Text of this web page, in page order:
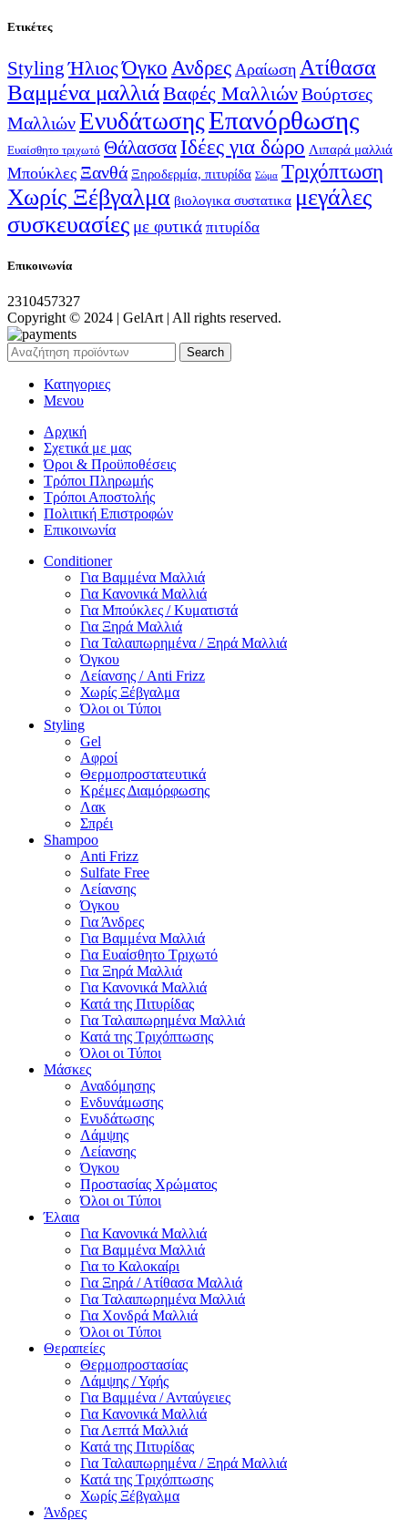
Ετικέτες
Styling Ήλιος Όγκο Ανδρες Αραίωση Ατίθασα
Βαμμένα μαλλιάΒαφές ΜαλλιώνΒούρτσες
ΜαλλιώνΕνυδάτωσηςΕπανόρθωσης
Ευαίσθητο τριχωτό ΘάλασσαΙδέες για δώρο Λιπαρά μαλλιά
Μπούκλες Ξανθά Ξηροδερμία, πιτυρίδα Σώμα Τριχόπτωση
Χωρίς Ξέβγαλμα βιολογικα συστατικα μεγάλες
συσκευασίες με φυτικά πιτυρίδα
Επικοινωνία
2310457327
Copyright © 2024 | GelArt | All rights reserved.
Search
Κατηγοριες
Μενου
Αρχική
Σχετικά με μας
Όροι & Προϋποθέσεις
Τρόποι Πληρωμής
Τρόποι Αποστολής
Πολιτική Επιστροφών
Επικοινωνία
Conditioner
Για Βαμμένα Μαλλιά
Για Κανονικά Μαλλιά
Για Μπούκλες / Κυματιστά
Για Ξηρά Μαλλιά
Για Ταλαιπωρημένα / Ξηρά Μαλλιά
Όγκου
Λείανσης / Anti Frizz
Χωρίς Ξέβγαλμα
Όλοι οι Τύποι
Styling
Gel
Αφροί
Θερμοπροστατευτικά
Κρέμες Διαμόρφωσης
Λακ
Σπρέι
Shampoo
Anti Frizz
Sulfate Free
Λείανσης
Όγκου
Για Άνδρες
Για Βαμμένα Μαλλιά
Για Ευαίσθητο Τριχωτό
Για Ξηρά Μαλλιά
Για Κανονικά Μαλλιά
Κατά της Πιτυρίδας
Για Ταλαιπωρημένα Μαλλιά
Κατά της Τριχόπτωσης
Όλοι οι Τύποι
Μάσκες
Αναδόμησης
Ενδυνάμωσης
Ενυδάτωσης
Λάμψης
Λείανσης
Όγκου
Προστασίας Χρώματος
Όλοι οι Τύποι
Έλαια
Για Κανονικά Μαλλιά
Για Βαμμένα Μαλλιά
Για το Καλοκαίρι
Για Ξηρά / Ατίθασα Μαλλιά
Για Ταλαιπωρημένα Μαλλιά
Για Χονδρά Μαλλιά
Όλοι οι Τύποι
Θεραπείες
Θερμοπροστασίας
Λάμψης / Υφής
Για Βαμμένα / Ανταύγειες
Για Κανονικά Μαλλιά
Για Λεπτά Μαλλιά
Κατά της Πιτυρίδας
Για Ταλαιπωρημένα / Ξηρά Μαλλιά
Κατά της Τριχόπτωσης
Χωρίς Ξέβγαλμα
Άνδρες